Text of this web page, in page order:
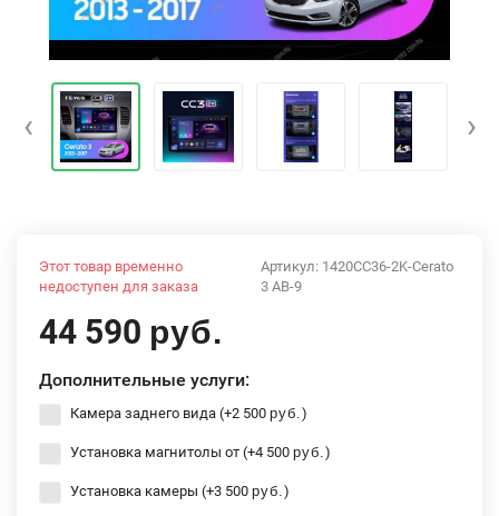
‹ ›
Артикул: 1420CC36-2K-Cerato
3 AB-9
Этот товар временно
недоступен для заказа
44 590 руб.
Дополнительные услуги:
Камера заднего вида (+2 500 руб. )
Установка магнитолы от (+4 500 руб. )
Установка камеры (+3 500 руб. )